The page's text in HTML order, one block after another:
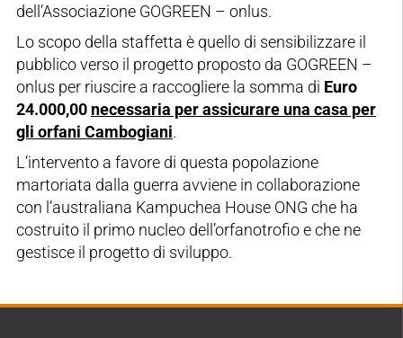
dell’Associazione GOGREEN – onlus.
Lo scopo della staffetta è quello di sensibilizzare il
pubblico verso il progetto proposto da GOGREEN –
onlus per riuscire a raccogliere la somma di Euro
24.000,00 necessaria per assicurare una casa per
gli orfani Cambogiani.
L’intervento a favore di questa popolazione
martoriata dalla guerra avviene in collaborazione
con l’australiana Kampuchea House ONG che ha
costruito il primo nucleo dell’orfanotrofio e che ne
gestisce il progetto di sviluppo.